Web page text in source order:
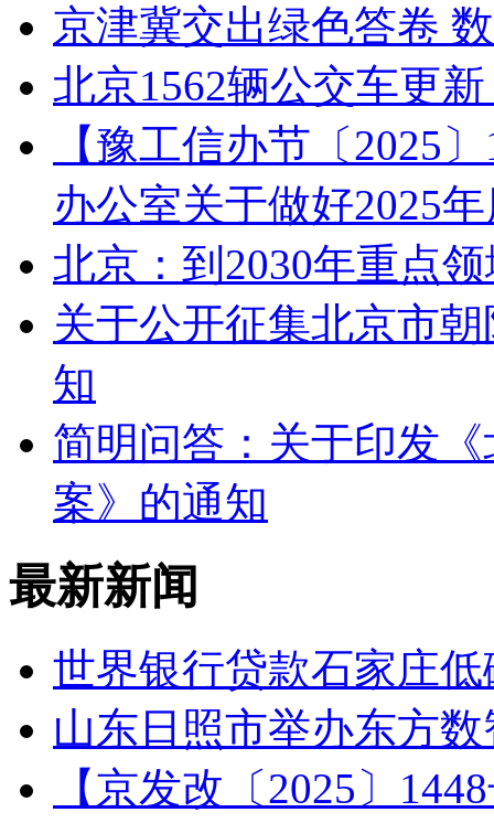
京津冀交出绿色答卷
北京1562辆公交车更
【豫工信办节〔2025
办公室关于做好2025
北京：到2030年重点
关于公开征集北京市
知
简明问答：关于印发
案》的通知
最新新闻
世界银行贷款石家庄
山东日照市举办东方
【京发改〔2025〕